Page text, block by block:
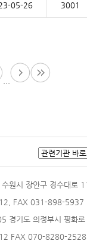
05-26 3001
원시 장안구 경수대로
FAX 031-898-5937
경기도 의정부시 평화
FAX 070-8280-2528